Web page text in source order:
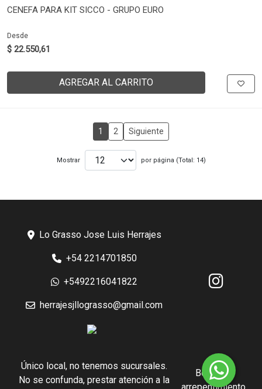
CENEFA PARA KIT SICCO - GRUPO EURO
Desde
$ 22.550,61
AGREGAR AL CARRITO
1 2 Siguiente
Mostrar por página (Total: 14)
Lo Grasso Jose Luis Herrajes
+54 2214701850
+5492216041822
herrajesjllograsso@gmail.com
Único local, no tenemos sucursales.
No se confunda, prestar atención a la
Botón de